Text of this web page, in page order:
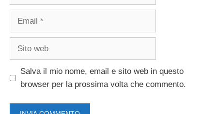
Email
Sito
Salva il mio nome, email e sito web in questo
browser per la prossima volta che commento.